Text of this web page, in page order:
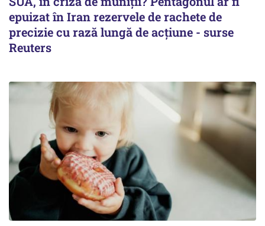
epuizat în Iran rezervele de rachete de
precizie cu rază lungă de acţiune - surse
Reuters